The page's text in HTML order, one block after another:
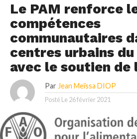
Le PAM renforce
compétences
communautaires
centres urbains
avec le soutien de
Par Jean Meïssa DIOP
Posté Le 26 février 2021